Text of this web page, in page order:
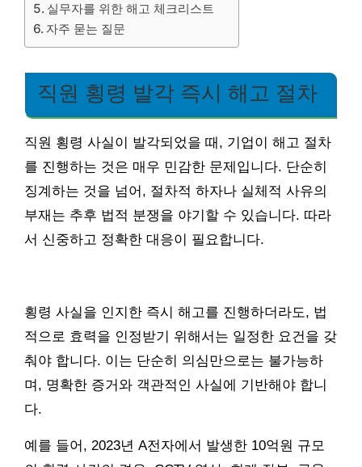
실무자를 위한 해고 체크리스트
자주 묻는 질문
직원 횡령 발각 즉시 해고 절차
직원 횡령 사실이 발각되었을 때, 기업이 해고 절차
를 진행하는 것은 매우 민감한 문제입니다. 단순히
징계하는 것을 넘어, 절차적 하자나 실체적 사유의
부재는 추후 법적 분쟁을 야기할 수 있습니다. 따라
서 신중하고 정확한 대응이 필요합니다.
횡령 사실을 인지한 즉시 해고를 진행하더라도, 법
적으로 효력을 인정받기 위해서는 일정한 요건을 갖
춰야 합니다. 이는 단순히 의심만으로는 불가능하
며, 명확한 증거와 객관적인 사실에 기반해야 합니
다.
예를 들어, 2023년 A전자에서 발생한 10억원 규모